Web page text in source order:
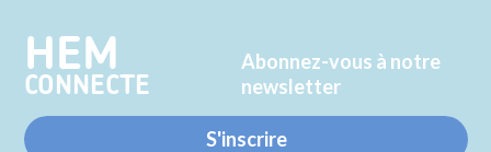
HEM
CONNECTE
Abonnez-vous à notre
newsletter
S'inscrire